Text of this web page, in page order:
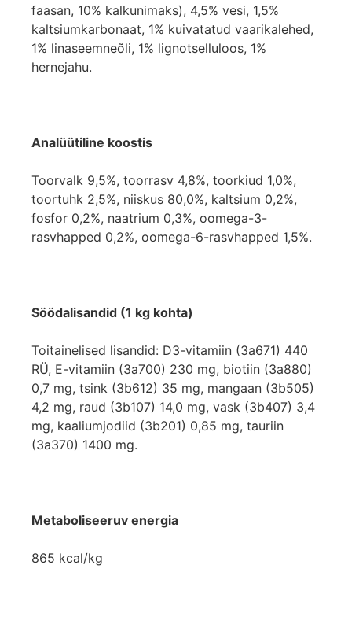
faasan, 10% kalkunimaks), 4,5% vesi, 1,5%
kaltsiumkarbonaat, 1% kuivatatud vaarikalehed,
1% linaseemneõli, 1% lignotselluloos, 1%
hernejahu.
Analüütiline koostis
Toorvalk 9,5%, toorrasv 4,8%, toorkiud 1,0%,
toortuhk 2,5%, niiskus 80,0%, kaltsium 0,2%,
fosfor 0,2%, naatrium 0,3%, oomega-3-
rasvhapped 0,2%, oomega-6-rasvhapped 1,5%.
Söödalisandid (1 kg kohta)
Toitainelised lisandid: D3-vitamiin (3a671) 440
RÜ, E-vitamiin (3a700) 230 mg, biotiin (3a880)
0,7 mg, tsink (3b612) 35 mg, mangaan (3b505)
4,2 mg, raud (3b107) 14,0 mg, vask (3b407) 3,4
mg, kaaliumjodiid (3b201) 0,85 mg, tauriin
(3a370) 1400 mg.
Metaboliseeruv energia
865 kcal/kg